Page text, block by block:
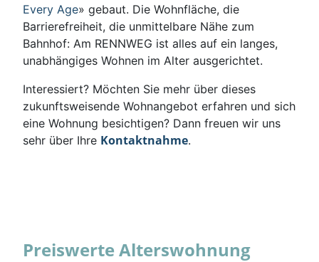
Every Age» gebaut. Die Wohnfläche, die
Barrierefreiheit, die unmittelbare Nähe zum
Bahnhof: Am RENNWEG ist alles auf ein langes,
unabhängiges Wohnen im Alter ausgerichtet.
Interessiert? Möchten Sie mehr über dieses
zukunftsweisende Wohnangebot erfahren und sich
eine Wohnung besichtigen? Dann freuen wir uns
sehr über Ihre Kontaktnahme.
Preiswerte Alterswohnung